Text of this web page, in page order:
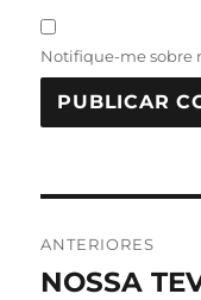
Notifique-me sobre
de
ANTERIORES
Post
NOSSA